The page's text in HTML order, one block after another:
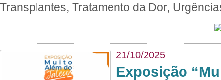
Transplantes, Tratamento da Dor,
21/10/2025
Exposição